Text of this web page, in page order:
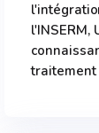
l'INSERM,
traitement